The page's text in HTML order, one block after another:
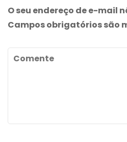
O seu endereço de e-mail
Campos obrigatórios são
Comente